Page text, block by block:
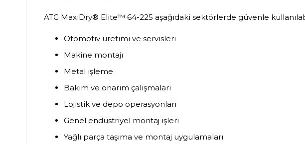
ATG MaxiDry® Elite™ 64-225 aşağıdaki sektörlerde güvenle
Otomotiv üretimi ve servisleri
Makine montajı
Metal işleme
Bakım ve onarım çalışmaları
Lojistik ve depo operasyonları
Genel endüstriyel montaj işleri
Yağlı parça taşıma ve montaj uygulamaları